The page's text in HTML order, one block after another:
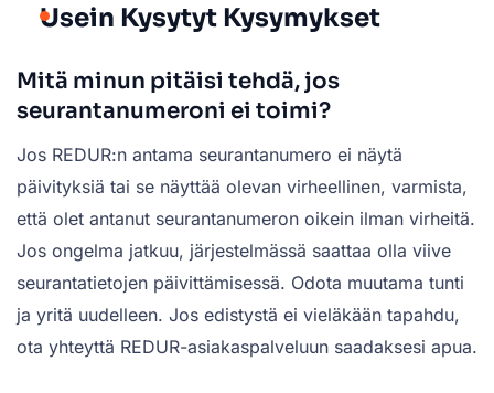
Usein Kysytyt Kysymykset
Mitä minun pitäisi tehdä, jos
seurantanumeroni ei toimi?
Jos REDUR:n antama seurantanumero ei näytä
päivityksiä tai se näyttää olevan virheellinen, varmista,
että olet antanut seurantanumeron oikein ilman virheitä.
Jos ongelma jatkuu, järjestelmässä saattaa olla viive
seurantatietojen päivittämisessä. Odota muutama tunti
ja yritä uudelleen. Jos edistystä ei vieläkään tapahdu,
ota yhteyttä REDUR-asiakaspalveluun saadaksesi apua.